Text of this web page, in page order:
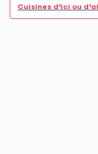
Cuisines d'ici ou